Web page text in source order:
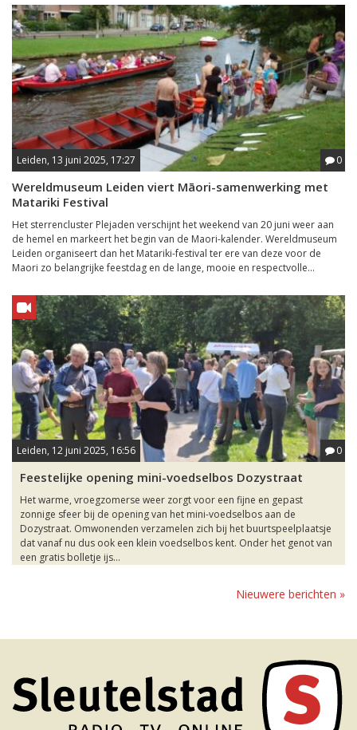
Leiden, 13 juni 2025, 17:27 0
Wereldmuseum Leiden viert Māori-samenwerking met
Matariki Festival
Het sterrencluster Plejaden verschijnt het weekend van 20 juni weer aan
de hemel en markeert het begin van de Maori-kalender. Wereldmuseum
Leiden organiseert dan het Matariki-festival ter ere van deze voor de
Maori zo belangrijke feestdag en de lange, mooie en respectvolle...
Leiden, 12 juni 2025, 16:56 0
Feestelijke opening mini-voedselbos Dozystraat
Het warme, vroegzomerse weer zorgt voor een fijne en gepast
zonnige sfeer bij de opening van het mini-voedselbos aan de
Dozystraat. Omwonenden verzamelen zich bij het buurtspeelplaatsje
dat vanaf nu dus ook een klein voedselbos kent. Onder het genot van
een gratis bolletje ijs...
Nieuwere berichten »